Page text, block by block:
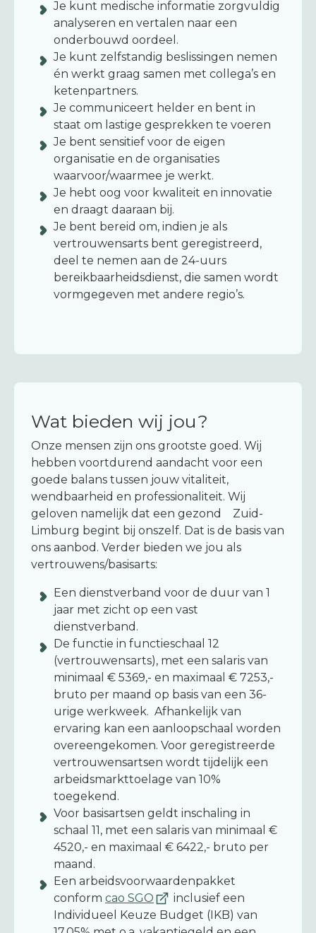
Je kunt medische informatie zorgvuldig
analyseren en vertalen naar een
onderbouwd oordeel.
Je kunt zelfstandig beslissingen nemen
én werkt graag samen met collega’s en
ketenpartners.
Je communiceert helder en bent in
staat om lastige gesprekken te voeren
Je bent sensitief voor de eigen
organisatie en de organisaties
waarvoor/waarmee je werkt.
Je hebt oog voor kwaliteit en innovatie
en draagt daaraan bij.
Je bent bereid om, indien je als
vertrouwensarts bent geregistreerd,
deel te nemen aan de 24-uurs
bereikbaarheidsdienst, die samen wordt
vormgegeven met andere regio’s.
Wat bieden wij jou?
Onze mensen zijn ons grootste goed. Wij
hebben voortdurend aandacht voor een
goede balans tussen jouw vitaliteit,
wendbaarheid en professionaliteit. Wij
geloven namelijk dat een gezond Zuid-
Limburg begint bij onszelf. Dat is de basis van
ons aanbod. Verder bieden we jou als
vertrouwens/basisarts:
Een dienstverband voor de duur van 1
jaar met zicht op een vast
dienstverband.
De functie in functieschaal 12
(vertrouwensarts), met een salaris van
minimaal € 5369,- en maximaal € 7253,-
bruto per maand op basis van een 36-
urige werkweek. Afhankelijk van
ervaring kan een aanloopschaal worden
overeengekomen. Voor geregistreerde
vertrouwensartsen wordt tijdelijk een
arbeidsmarkttoelage van 10%
toegekend.
Voor basisartsen geldt inschaling in
schaal 11, met een salaris van minimaal €
4520,- en maximaal € 6422,- bruto per
maand.
Een arbeidsvoorwaardenpakket
conform cao SGO
inclusief een
Individueel Keuze Budget (IKB) van